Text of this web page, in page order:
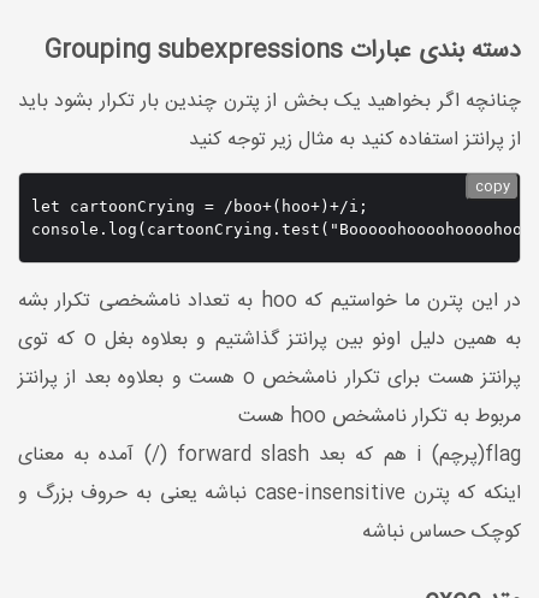
دسته بندی عبارات Grouping subexpressions
چنانچه اگر بخواهید یک بخش از پترن چندین بار تکرار بشود باید
از پرانتز استفاده کنید به مثال زیر توجه کنید
let cartoonCrying = /boo+(hoo+)+/i;
copy
در این پترن ما خواستیم که hoo به تعداد نامشخصی تکرار بشه
به همین دلیل اونو بین پرانتز گذاشتیم و بعلاوه بغل o که توی
پرانتز هست برای تکرار نامشخص o هست و بعلاوه بعد از پرانتز
مربوط به تکرار نامشخص hoo هست
flag(پرچم) i هم که بعد forward slash (/) آمده به معنای
اینکه که پترن case-insensitive نباشه یعنی به حروف بزرگ و
کوچک حساس نباشه